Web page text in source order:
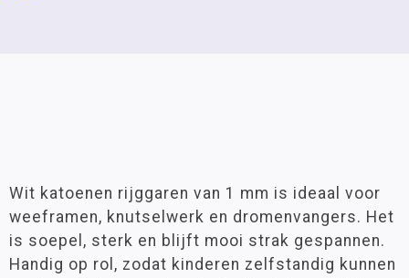
Wit katoenen rijggaren van 1 mm is ideaal voor
weeframen, knutselwerk en dromenvangers. Het
is soepel, sterk en blijft mooi strak gespannen.
Handig op rol, zodat kinderen zelfstandig kunnen